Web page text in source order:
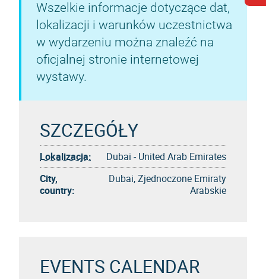
Wszelkie informacje dotyczące dat,
lokalizacji i warunków uczestnictwa
w wydarzeniu można znaleźć na
oficjalnej stronie internetowej
wystawy.
SZCZEGÓŁY
Lokalizacja:
Dubai - United Arab Emirates
City,
country:
Dubai, Zjednoczone Emiraty
Arabskie
EVENTS CALENDAR